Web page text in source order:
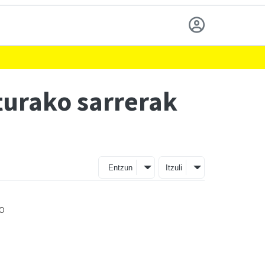
sarrerak
Entzun Itzuli